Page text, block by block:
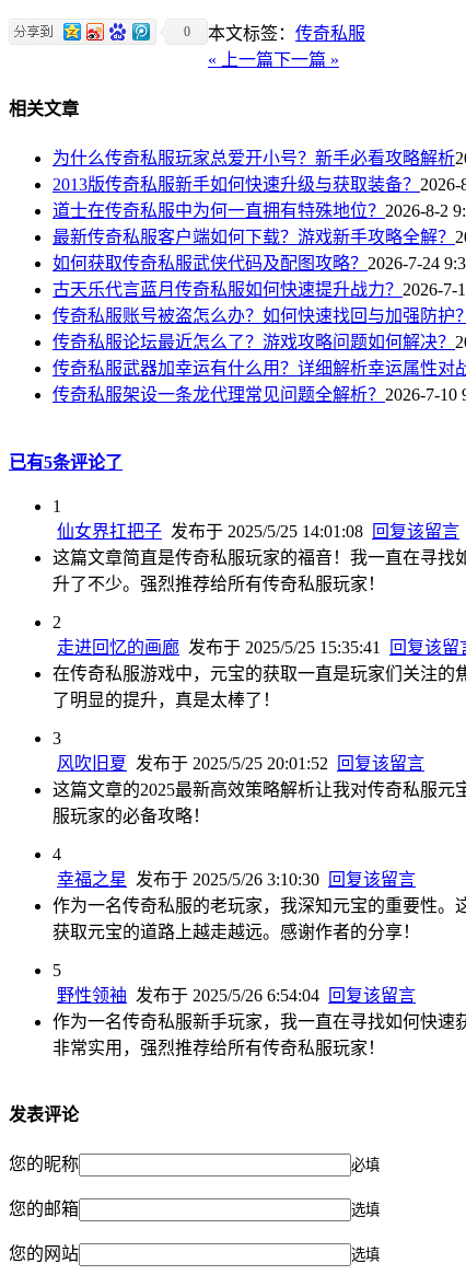
0 本文标签： 传奇私服
« 上一篇下一篇 »
相关文章
为什么传奇私服玩家总爱开小号？新手必看攻略解析
2013版传奇私服新手如何快速升级与获取装备？ 2026-
道士在传奇私服中为何一直拥有特殊地位？ 2026-8-2
最新传奇私服客户端如何下载？游戏新手攻略全解？
如何获取传奇私服武侠代码及配图攻略？ 2026-7-24
古天乐代言蓝月传奇私服如何快速提升战力？ 2026-7-
传奇私服账号被盗怎么办？如何快速找回与加强防护？
传奇私服论坛最近怎么了？游戏攻略问题如何解决？
传奇私服武器加幸运有什么用？详细解析幸运属性对
传奇私服架设一条龙代理常见问题全解析？ 2026-7-10
已有5条评论了
1
仙女界扛把子 发布于 2025/5/25 14:01:08 回复该留言
这篇文章简直是传奇私服玩家的福音！我一直在寻
升了不少。强烈推荐给所有传奇私服玩家！
2
走进回忆的画廊 发布于 2025/5/25 15:35:41
回复该留
在传奇私服游戏中，元宝的获取一直是玩家们关注
了明显的提升，真是太棒了！
3
风吹旧夏
发布于 2025/5/25 20:01:52
回复该留言
这篇文章的2025最新高效策略解析让我对传奇私服
服玩家的必备攻略！
4
幸福之星
发布于 2025/5/26 3:10:30 回复该留言
作为一名传奇私服的老玩家，我深知元宝的重要性
获取元宝的道路上越走越远。感谢作者的分享！
5
野性领袖 发布于 2025/5/26 6:54:04 回复该留言
作为一名传奇私服新手玩家，我一直在寻找如何快
非常实用，强烈推荐给所有传奇私服玩家！
发表评论
您的昵称 必填
您的邮箱 选填
您的网站 选填